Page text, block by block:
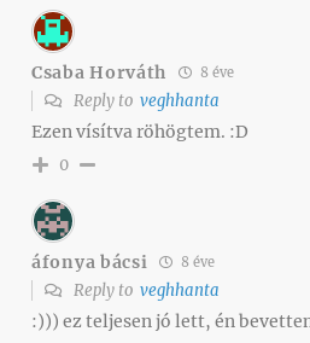
Csaba Horváth 8 éve
Reply to veghhanta
Ezen vísítva röhögtem. :D
0
áfonya bácsi 8 éve
Reply to veghhanta
:))) ez teljesen jó lett, én